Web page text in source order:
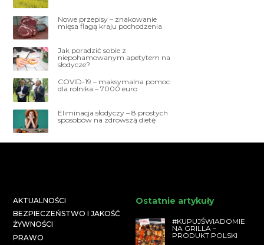
Nowe przepisy – znakowanie
mięsa flagą kraju pochodzenia
Jak poradzić sobie z
niepohamowanym apetytem na
słodycze?
COVID-19 – maksymalna pomoc
dla rolnika – 7000 euro
Eliminacja słodyczy – 8 prostych
sposobów na zdrowszą dietę
AKTUALNOŚCI
BEZPIECZEŃSTWO I JAKOŚĆ
ŻYWNOŚCI
PRAWO
Ostatnie artykuły
#KUPUJŚWIADOMIE
NA GRILLA –
PRODUKT POLSKI